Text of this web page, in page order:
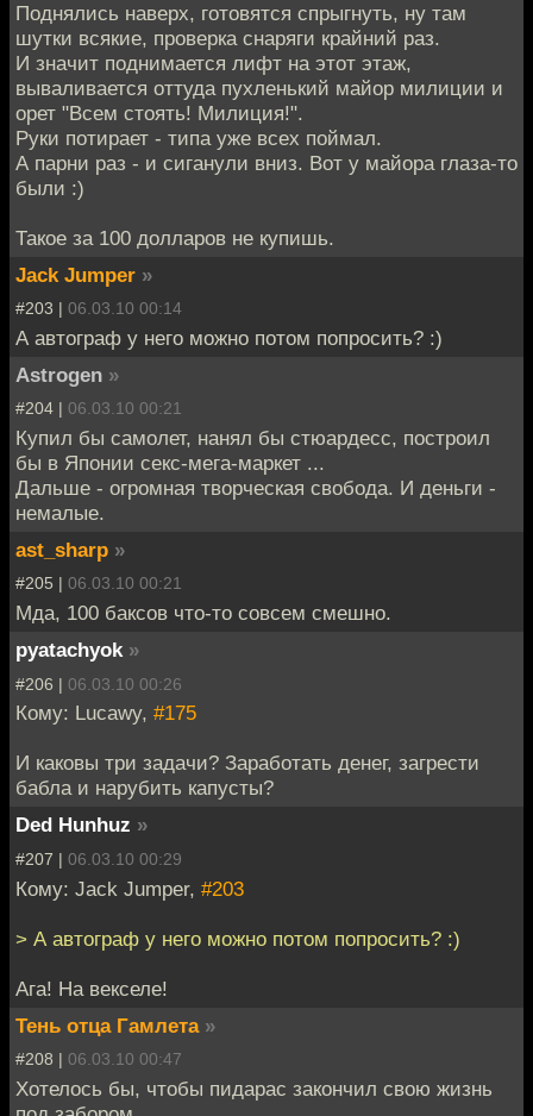
Поднялись наверх, готовятся спрыгнуть, ну там
шутки всякие, проверка снаряги крайний раз.
И значит поднимается лифт на этот этаж,
вываливается оттуда пухленький майор милиции и
орет "Всем стоять! Милиция!".
Руки потирает - типа уже всех поймал.
А парни раз - и сиганули вниз. Вот у майора глаза-то
были :)
Такое за 100 долларов не купишь.
Jack Jumper »
#203 | 06.03.10 00:14
А автограф у него можно потом попросить? :)
Astrogen »
#204 | 06.03.10 00:21
Купил бы самолет, нанял бы стюардесс, построил
бы в Японии секс-мега-маркет ...
Дальше - огромная творческая свобода. И деньги -
немалые.
ast_sharp »
#205 | 06.03.10 00:21
Мда, 100 баксов что-то совсем смешно.
pyatachyok »
#206 | 06.03.10 00:26
Кому: Lucawy, #175
И каковы три задачи? Заработать денег, загрести
бабла и нарубить капусты?
Ded Hunhuz »
#207 | 06.03.10 00:29
Кому: Jack Jumper, #203
> А автограф у него можно потом попросить? :)
Ага! На векселе!
Тень отца Гамлета »
#208 | 06.03.10 00:47
Хотелось бы, чтобы пидарас закончил свою жизнь